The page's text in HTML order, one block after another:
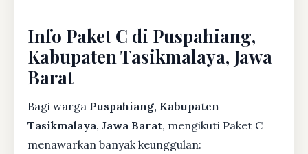
Info Paket C di Puspahiang,
Kabupaten Tasikmalaya, Jawa
Barat
Bagi warga Puspahiang, Kabupaten
Tasikmalaya, Jawa Barat, mengikuti Paket C
menawarkan banyak keunggulan: